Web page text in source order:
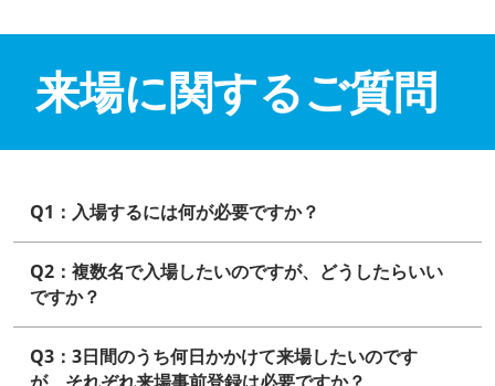
来場に関するご質問
Q1：入場するには何が必要ですか？
Q2：複数名で入場したいのですが、どうしたらいい
ですか？
Q3：3日間のうち何日かかけて来場したいのです